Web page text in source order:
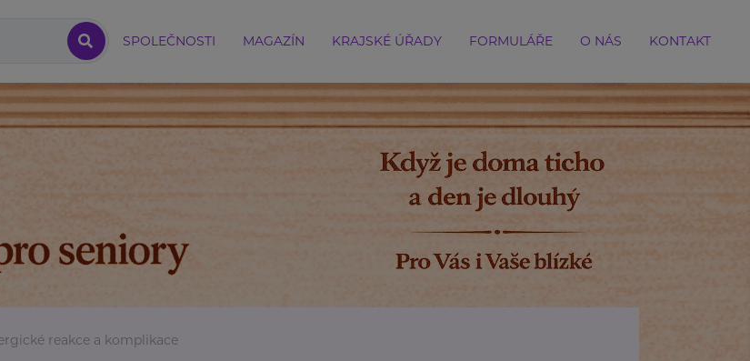
SPOLEČNOSTI MAGAZÍN KRAJSKÉ ÚŘADY FORMULÁŘE O NÁS KONTAKT
reakce a komplikace